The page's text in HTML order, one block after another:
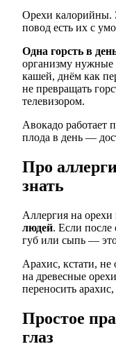
Орехи калорийны.
повод есть их с
Одна горсть в
организму нужные
кашей, днём как
не превращать
телевизором.
Авокадо работает
плода в день —
Про
знать
Аллергия на орехи
людей. Если после
губ или сыпь — это
Арахис, кстати, не
на древесные
переносить
Простое
глаз